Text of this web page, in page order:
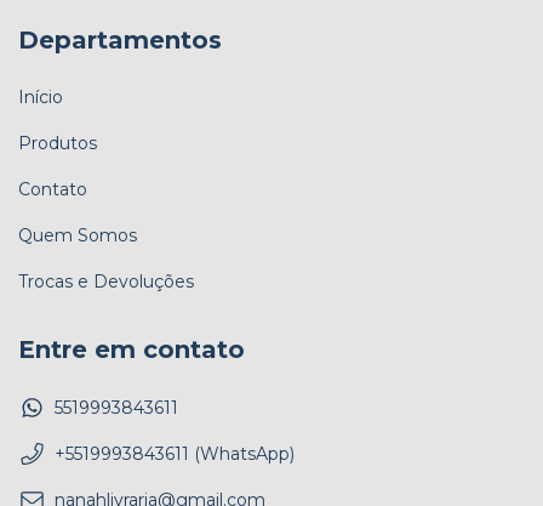
Departamentos
Início
Produtos
Contato
Quem Somos
Trocas e Devoluções
Entre em contato
5519993843611
+5519993843611 (WhatsApp)
nanahlivraria@gmail.com